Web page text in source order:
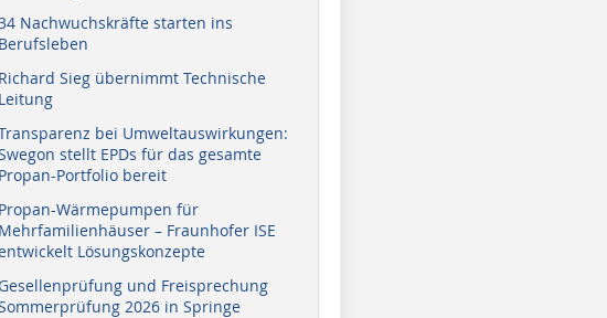
Nachwuchskräfte starten ins
Berufsleben
Richard Sieg übernimmt Technische
Leitung
bei Umweltauswirkungen:
stellt EPDs für das gesamte
Propan-Portfolio bereit
Propan-Wärmepumpen für
Mehrfamilienhäuser – Fraunhofer ISE
Lösungskonzepte
und Freisprechung
2026 in Springe